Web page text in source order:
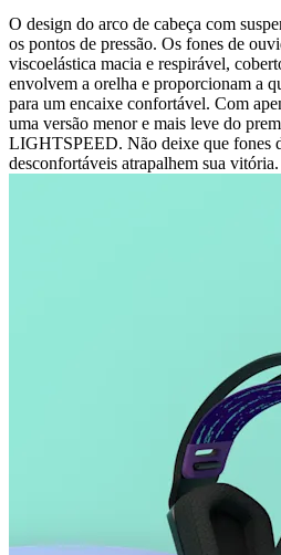
O design do arco de cabeça com
os pontos de pressão. Os fones de
viscoelástica macia e respirável,
envolvem a orelha e proporcionam a
para um encaixe confortável. Com
uma versão menor e mais leve do
LIGHTSPEED. Não deixe que fones
desconfortáveis atrapalhem sua vitória.